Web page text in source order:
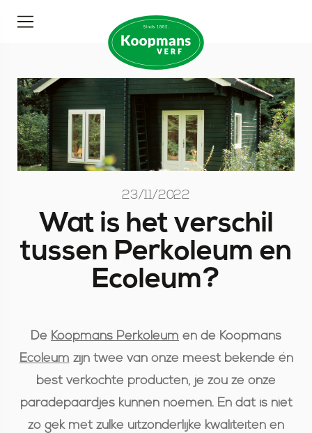
23/11/2022
Wat is het verschil
tussen Perkoleum en
Ecoleum?
De Koopmans Perkoleum en de Koopmans
Ecoleum zijn twee van onze meest bekende én
best verkochte producten, je zou ze onze
paradepaardjes kunnen noemen. En dat is niet
zo gek met zulke uitzonderlijke kwaliteiten en